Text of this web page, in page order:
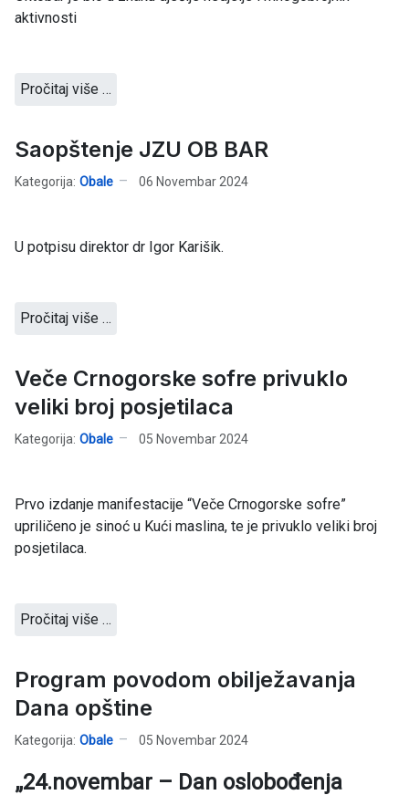
aktivnosti
Pročitaj više …
Saopštenje JZU OB BAR
Kategorija: Obale 06 Novembar 2024
U potpisu direktor dr Igor Karišik.
Pročitaj više …
Veče Crnogorske sofre privuklo
veliki broj posjetilaca
Kategorija: Obale 05 Novembar 2024
Prvo izdanje manifestacije “Veče Crnogorske sofre”
upriličeno je sinoć u Kući maslina, te je privuklo veliki broj
posjetilaca.
Pročitaj više …
Program povodom obilježavanja
Dana opštine
Kategorija: Obale 05 Novembar 2024
„24.novembar – Dan oslobođenja